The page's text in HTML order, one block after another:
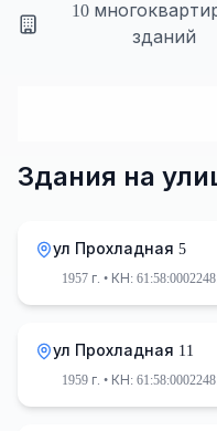
10
зданий
Здания на
ул Прохладная 5
1957 г. • КН:
ул Прохладная 11
1959 г. • КН: